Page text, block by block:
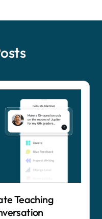
Teaching